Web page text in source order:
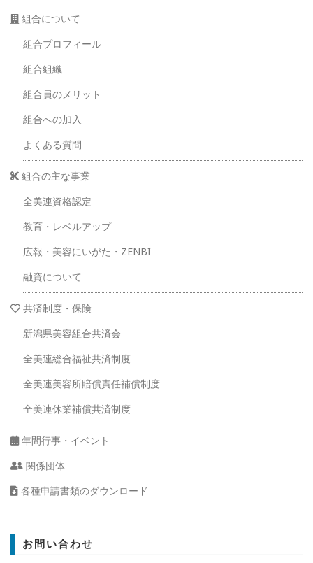
組合について
組合プロフィール
組合組織
組合員のメリット
組合への加入
よくある質問
組合の主な事業
全美連資格認定
教育・レベルアップ
広報・美容にいがた・ZENBI
融資について
共済制度・保険
新潟県美容組合共済会
全美連総合福祉共済制度
全美連美容所賠償責任補償制度
全美連休業補償共済制度
年間行事・イベント
関係団体
各種申請書類のダウンロード
お問い合わせ